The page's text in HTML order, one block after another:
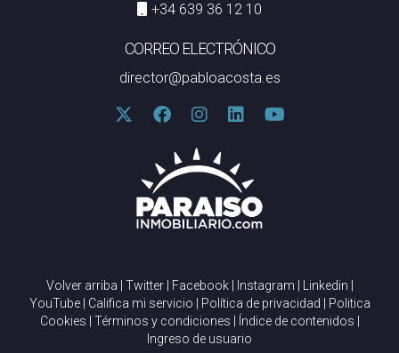
+34 639 36 12 10
CORREO ELECTRÓNICO
director@pabloacosta.es
Volver arriba Twitter| Facebook| Instagram Linkedin
YouTube| Califica mi servicio Política de privacidad
Politica
Cookies
Términos y condiciones Índice de contenidos
Ingreso de usuario